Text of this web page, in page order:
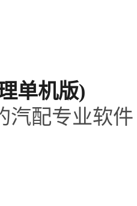
单机版)
汽配专业软件